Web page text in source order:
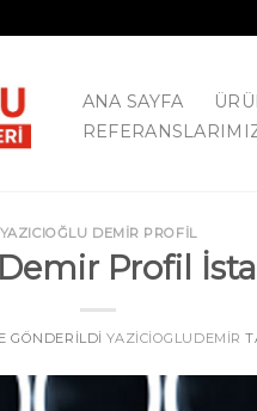
ANA SAYFA
YAZICIOĞLU DEMİR PROFİL
Profil
GÖNDERILDI YAZICIOGLUDEMIR